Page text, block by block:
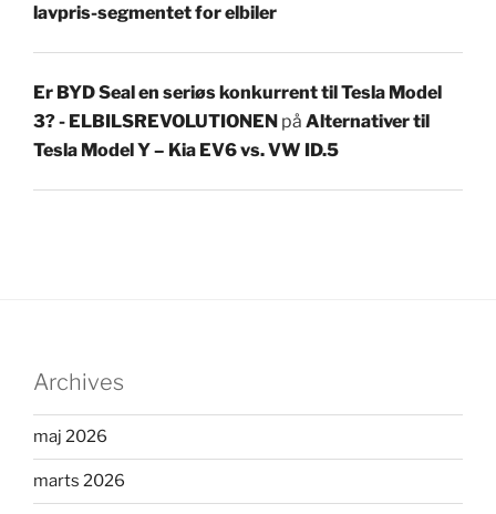
lavpris-segmentet for elbiler
Er BYD Seal en seriøs konkurrent til Tesla Model
3? - ELBILSREVOLUTIONEN på Alternativer til
Tesla Model Y – Kia EV6 vs. VW ID.5
Archives
maj 2026
marts 2026